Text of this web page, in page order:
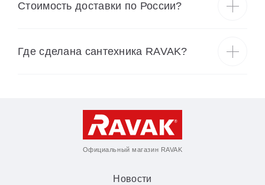
Cтоимость доставки по России?
Где сделана сантехника RAVAK?
Официальный магазин RAVAK
Новости